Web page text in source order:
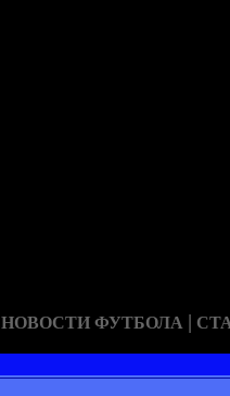
НОВОСТИ ФУТБОЛА |